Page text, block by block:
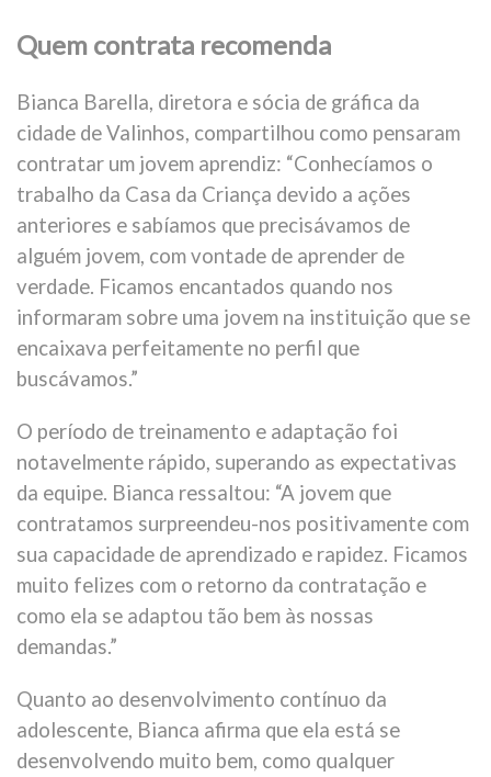
Quem contrata recomenda
Bianca Barella, diretora e sócia de gráfica da
cidade de Valinhos, compartilhou como pensaram
contratar um jovem aprendiz: “Conhecíamos o
trabalho da Casa da Criança devido a ações
anteriores e sabíamos que precisávamos de
alguém jovem, com vontade de aprender de
verdade. Ficamos encantados quando nos
informaram sobre uma jovem na instituição que se
encaixava perfeitamente no perfil que
buscávamos.”
O período de treinamento e adaptação foi
notavelmente rápido, superando as expectativas
da equipe. Bianca ressaltou: “A jovem que
contratamos surpreendeu-nos positivamente com
sua capacidade de aprendizado e rapidez. Ficamos
muito felizes com o retorno da contratação e
como ela se adaptou tão bem às nossas
demandas.”
Quanto ao desenvolvimento contínuo da
adolescente, Bianca afirma que ela está se
desenvolvendo muito bem, como qualquer